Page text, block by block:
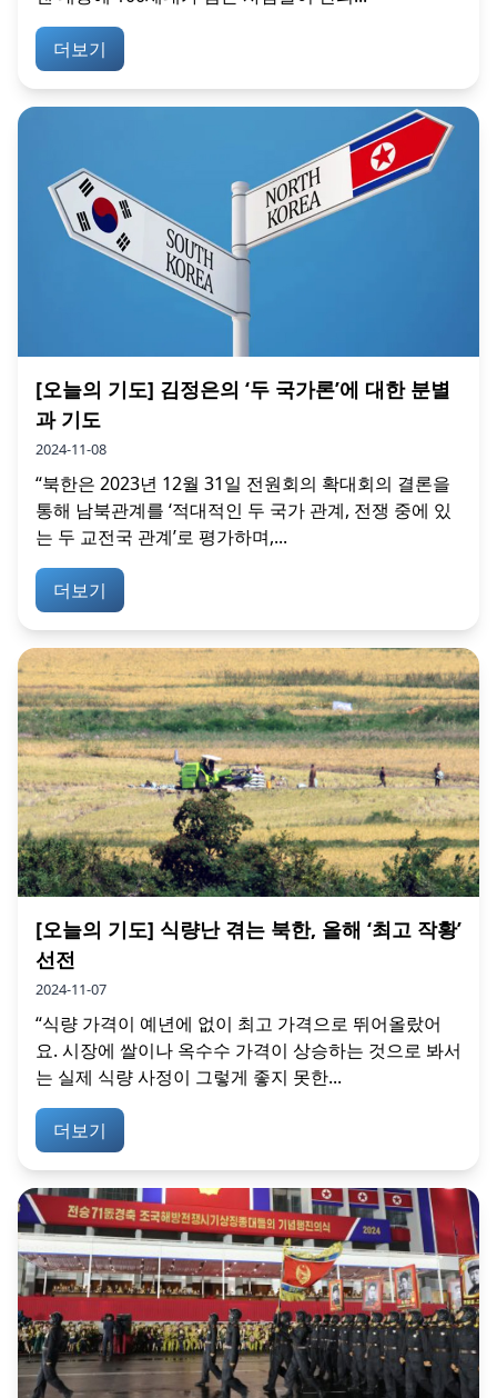
더보기
[오늘의 기도] 김정은의 ‘두 국가론’에 대한 분별
과 기도
2024-11-08
“북한은 2023년 12월 31일 전원회의 확대회의 결론을
통해 남북관계를 ‘적대적인 두 국가 관계, 전쟁 중에 있
는 두 교전국 관계’로 평가하며,...
더보기
[오늘의 기도] 식량난 겪는 북한, 올해 ‘최고 작황’
선전
2024-11-07
“식량 가격이 예년에 없이 최고 가격으로 뛰어올랐어
요. 시장에 쌀이나 옥수수 가격이 상승하는 것으로 봐서
는 실제 식량 사정이 그렇게 좋지 못한...
더보기